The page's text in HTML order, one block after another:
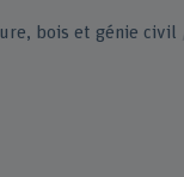
bois et génie civil